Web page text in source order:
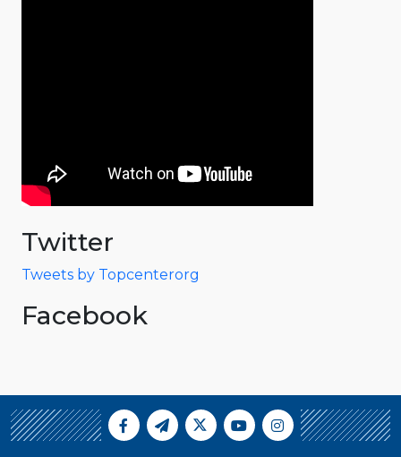
Twitter
Tweets by Topcenterorg
Facebook